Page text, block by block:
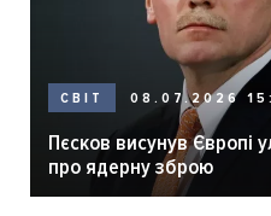
СВІТ 08.07.2026
Пєсков висунув Європі
про ядерну зброю